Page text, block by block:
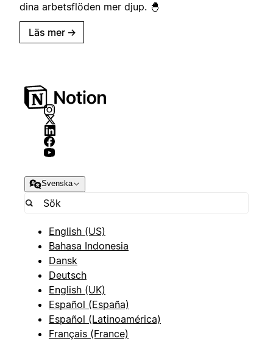
dina arbetsflöden mer djup. 🐣
Läs mer →
Svenska
English (US)
Bahasa Indonesia
Dansk
Deutsch
English (UK)
Español (España)
Español (Latinoamérica)
Français (France)